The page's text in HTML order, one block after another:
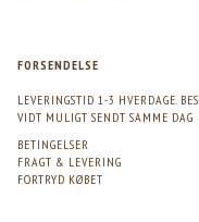
FORSENDELSE
LEVERINGSTID 1-3 HVERDAGE.
VIDT MULIGT SENDT SAMME DAG
BETINGELSER
FRAGT & LEVERING
FORTRYD KØBET